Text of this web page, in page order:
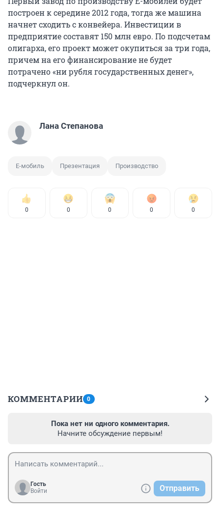
построен к середине 2012 года, тогда же машина
начнет сходить с конвейера. Инвестиции в
предприятие составят 150 млн евро. По подсчетам
олигарха, его проект может окупиться за три года,
причем на его финансирование не будет
потрачено «ни рубля государственных денег»,
подчеркнул он.
Лана Степанова
Е-мобиль Презентация Производство
0 0 0 0 0
КОММЕНТАРИИ 0
Пока нет ни одного комментария.
Начните обсуждение первым!
Гость
Войти
Отправить